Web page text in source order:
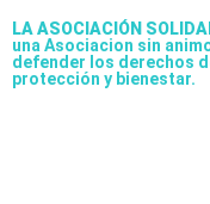
LA ASOCIACIÓN
una Asociacion sin
defender los derechos
protección y bienestar.